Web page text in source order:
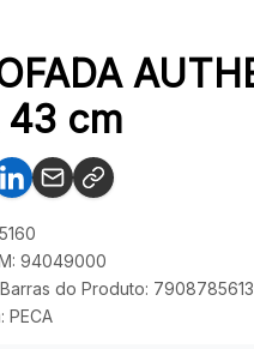
cm
94049000
do Produto:
PECA